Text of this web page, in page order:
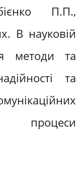
П.П.,
В науковій
методи та
та
процеси